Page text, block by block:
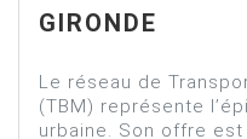
GIRONDE
Le réseau de
(TBM) représente
urbaine. Son offre